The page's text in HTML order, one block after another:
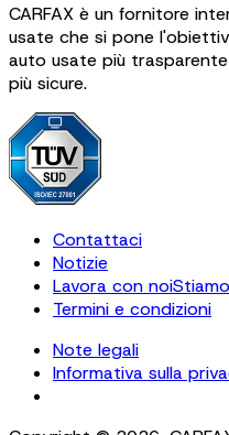
CARFAX è un fornitore
usate che si pone
auto usate più
più sicure.
Contattaci
Notizie
Lavora con noi
Termini e condizioni
Note legali
Informativa sulla